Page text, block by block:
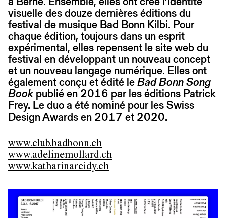
visuelle des douze dernières éditions du
festival de musique Bad Bonn Kilbi. Pour
chaque édition, toujours dans un esprit
expérimental, elles repensent le site web du
festival en développant un nouveau concept
et un nouveau langage numérique. Elles ont
également conçu et édité leBad Bonn Song
Bookpublié en 2016 par les éditions Patrick
Frey. Le duo a été nominé pour les Swiss
Design Awards en 2017 et 2020.
www.club.badbonn.ch
www.adelinemollard.ch
www.katharinareidy.ch